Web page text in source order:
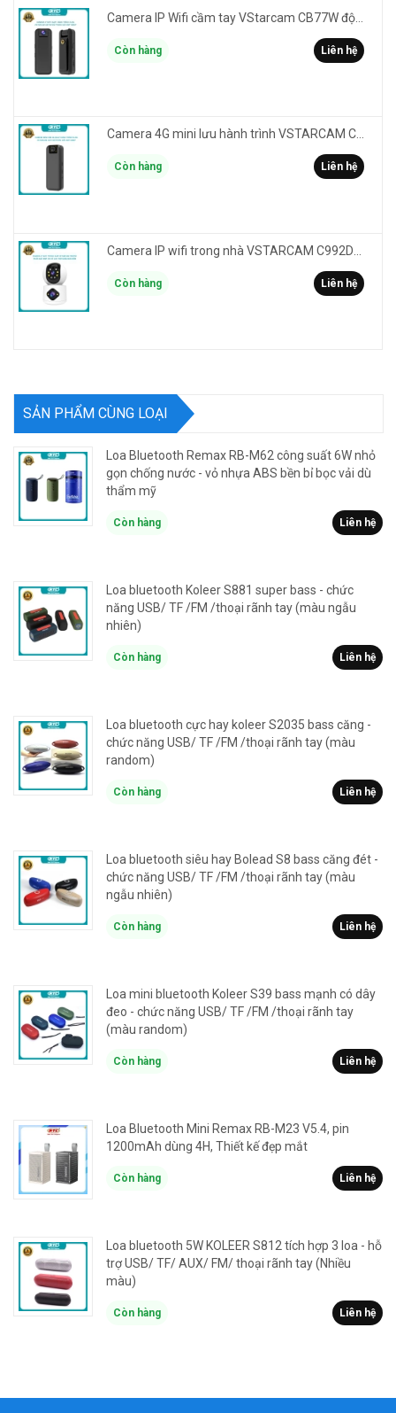
Còn hàng Liên hệ
Camera 4G mini lưu hành trình VSTARCAM CB77 phân giải 3MP FullHD 1080P - Action cam quay Vlog
Còn hàng Liên hệ
Còn hàng Liên hệ
SẢN PHẨM CÙNG LOẠI
Loa Bluetooth Remax RB-M62 công suất 6W nhỏ
gọn chống nước - vỏ nhựa ABS bền bỉ bọc vải dù
thẩm mỹ
Còn hàng Liên hệ
Loa bluetooth Koleer S881 super bass - chức
năng USB/ TF /FM /thoại rãnh tay (màu ngẫu
nhiên)
Còn hàng Liên hệ
Loa bluetooth cực hay koleer S2035 bass căng -
chức năng USB/ TF /FM /thoại rãnh tay (màu
random)
Còn hàng Liên hệ
Loa bluetooth siêu hay Bolead S8 bass căng đét -
chức năng USB/ TF /FM /thoại rãnh tay (màu
ngẫu nhiên)
Còn hàng Liên hệ
Loa mini bluetooth Koleer S39 bass mạnh có dây
đeo - chức năng USB/ TF /FM /thoại rãnh tay
(màu random)
Còn hàng Liên hệ
Loa Bluetooth Mini Remax RB-M23 V5.4, pin
1200mAh dùng 4H, Thiết kế đẹp mắt
Còn hàng Liên hệ
Loa bluetooth 5W KOLEER S812 tích hợp 3 loa - hỗ
trợ USB/ TF/ AUX/ FM/ thoại rãnh tay (Nhiều
màu)
Còn hàng Liên hệ